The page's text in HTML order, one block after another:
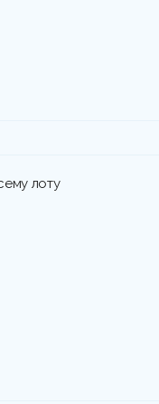
лоту